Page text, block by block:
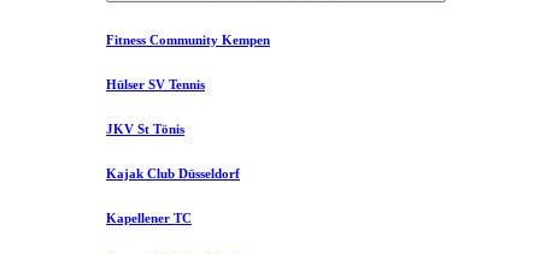
Fitness Community Kempen
Hülser SV Tennis
JKV St Tönis
Kajak Club Düsseldorf
Kapellener TC